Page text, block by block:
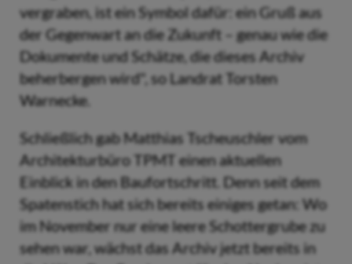
vergraben, ist ein Symbol dafür: ein Gruß aus
der Gegenwart an die Zukunft – genau wie die
Dokumente und Schätze, die dieses Archiv
beherbergen wird", so Landrat Torsten
Warnecke.
Schließlich gab Matthias Tscheuschler vom
Architekturbüro TPMT einen aktuellen
Einblick in den Baufortschritt. Denn seit dem
Spatenstich hat sich bereits einiges getan: Wo
im November nur eine leere Schottergrube zu
sehen war, wächst das Archiv jetzt bereits in